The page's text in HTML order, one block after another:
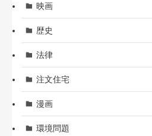
映画
歴史
法律
注文住宅
漫画
環境問題